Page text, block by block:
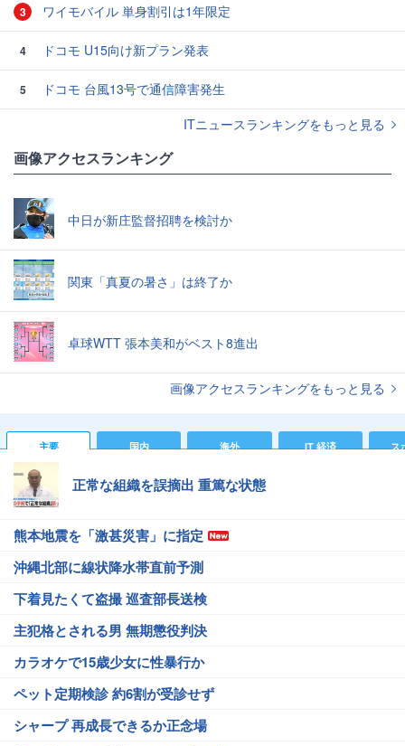
3 ワイモバイル 単身割引は1年限定
4 ドコモ U15向け新プラン発表
5
ドコモ 台風13号で通信障害発生
ITニュースランキングをもっと見る
画像アクセスランキング
中日が新庄監督招聘を検討か
関東「真夏の暑さ」は終了か
卓球WTT 張本美和がベスト8進出
画像アクセスランキングをもっと見る
主要 国内 海外 IT 経済 ス
正常な組織を誤摘出 重篤な状態
熊本地震を「激甚災害」に指定
沖縄北部に線状降水帯直前予測
下着見たくて盗撮 巡査部長送検
主犯格とされる男 無期懲役判決
カラオケで15歳少女に性暴行か
ペット定期検診 約6割が受診せず
シャープ 再成長できるか正念場